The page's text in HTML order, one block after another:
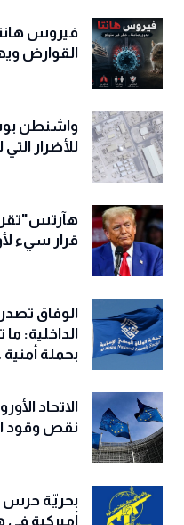
فيروس
القوارض
واشنطن
للأضرار
هآرتس"تقر
قرار سيء
الوفاق تصدر
الداخلية:
بحملة
الاتحاد
نقص وقود
بحريّة حرس